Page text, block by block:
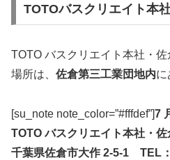
TOTOバスクリエイト本
TOTO バスクリエイト本社・佐
場所は、 佐倉第三工業団地内に
[su_note note_color=”#fffdef”]7
TOTO バスクリエイト本社・佐
千葉県佐倉市大作 2-5-1 TEL